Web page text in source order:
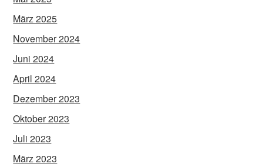
März 2025
November 2024
Juni 2024
April 2024
Dezember 2023
Oktober 2023
Juli 2023
März 2023